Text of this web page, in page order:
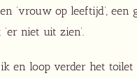
‘vrouw op leeftijd’,
niet uit zien’.
ik en loop verder het